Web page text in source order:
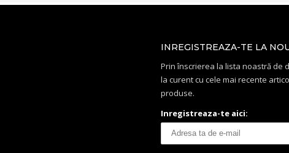
INREGISTREAZA-TE LA
Prin înscrierea la lista noastră de
la curent cu cele mai recente
produse.
Inregistreaza-te aici: